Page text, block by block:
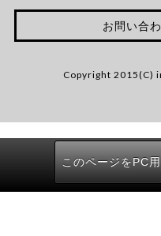
お問い合
Copyright 2015(C)
このページをPC